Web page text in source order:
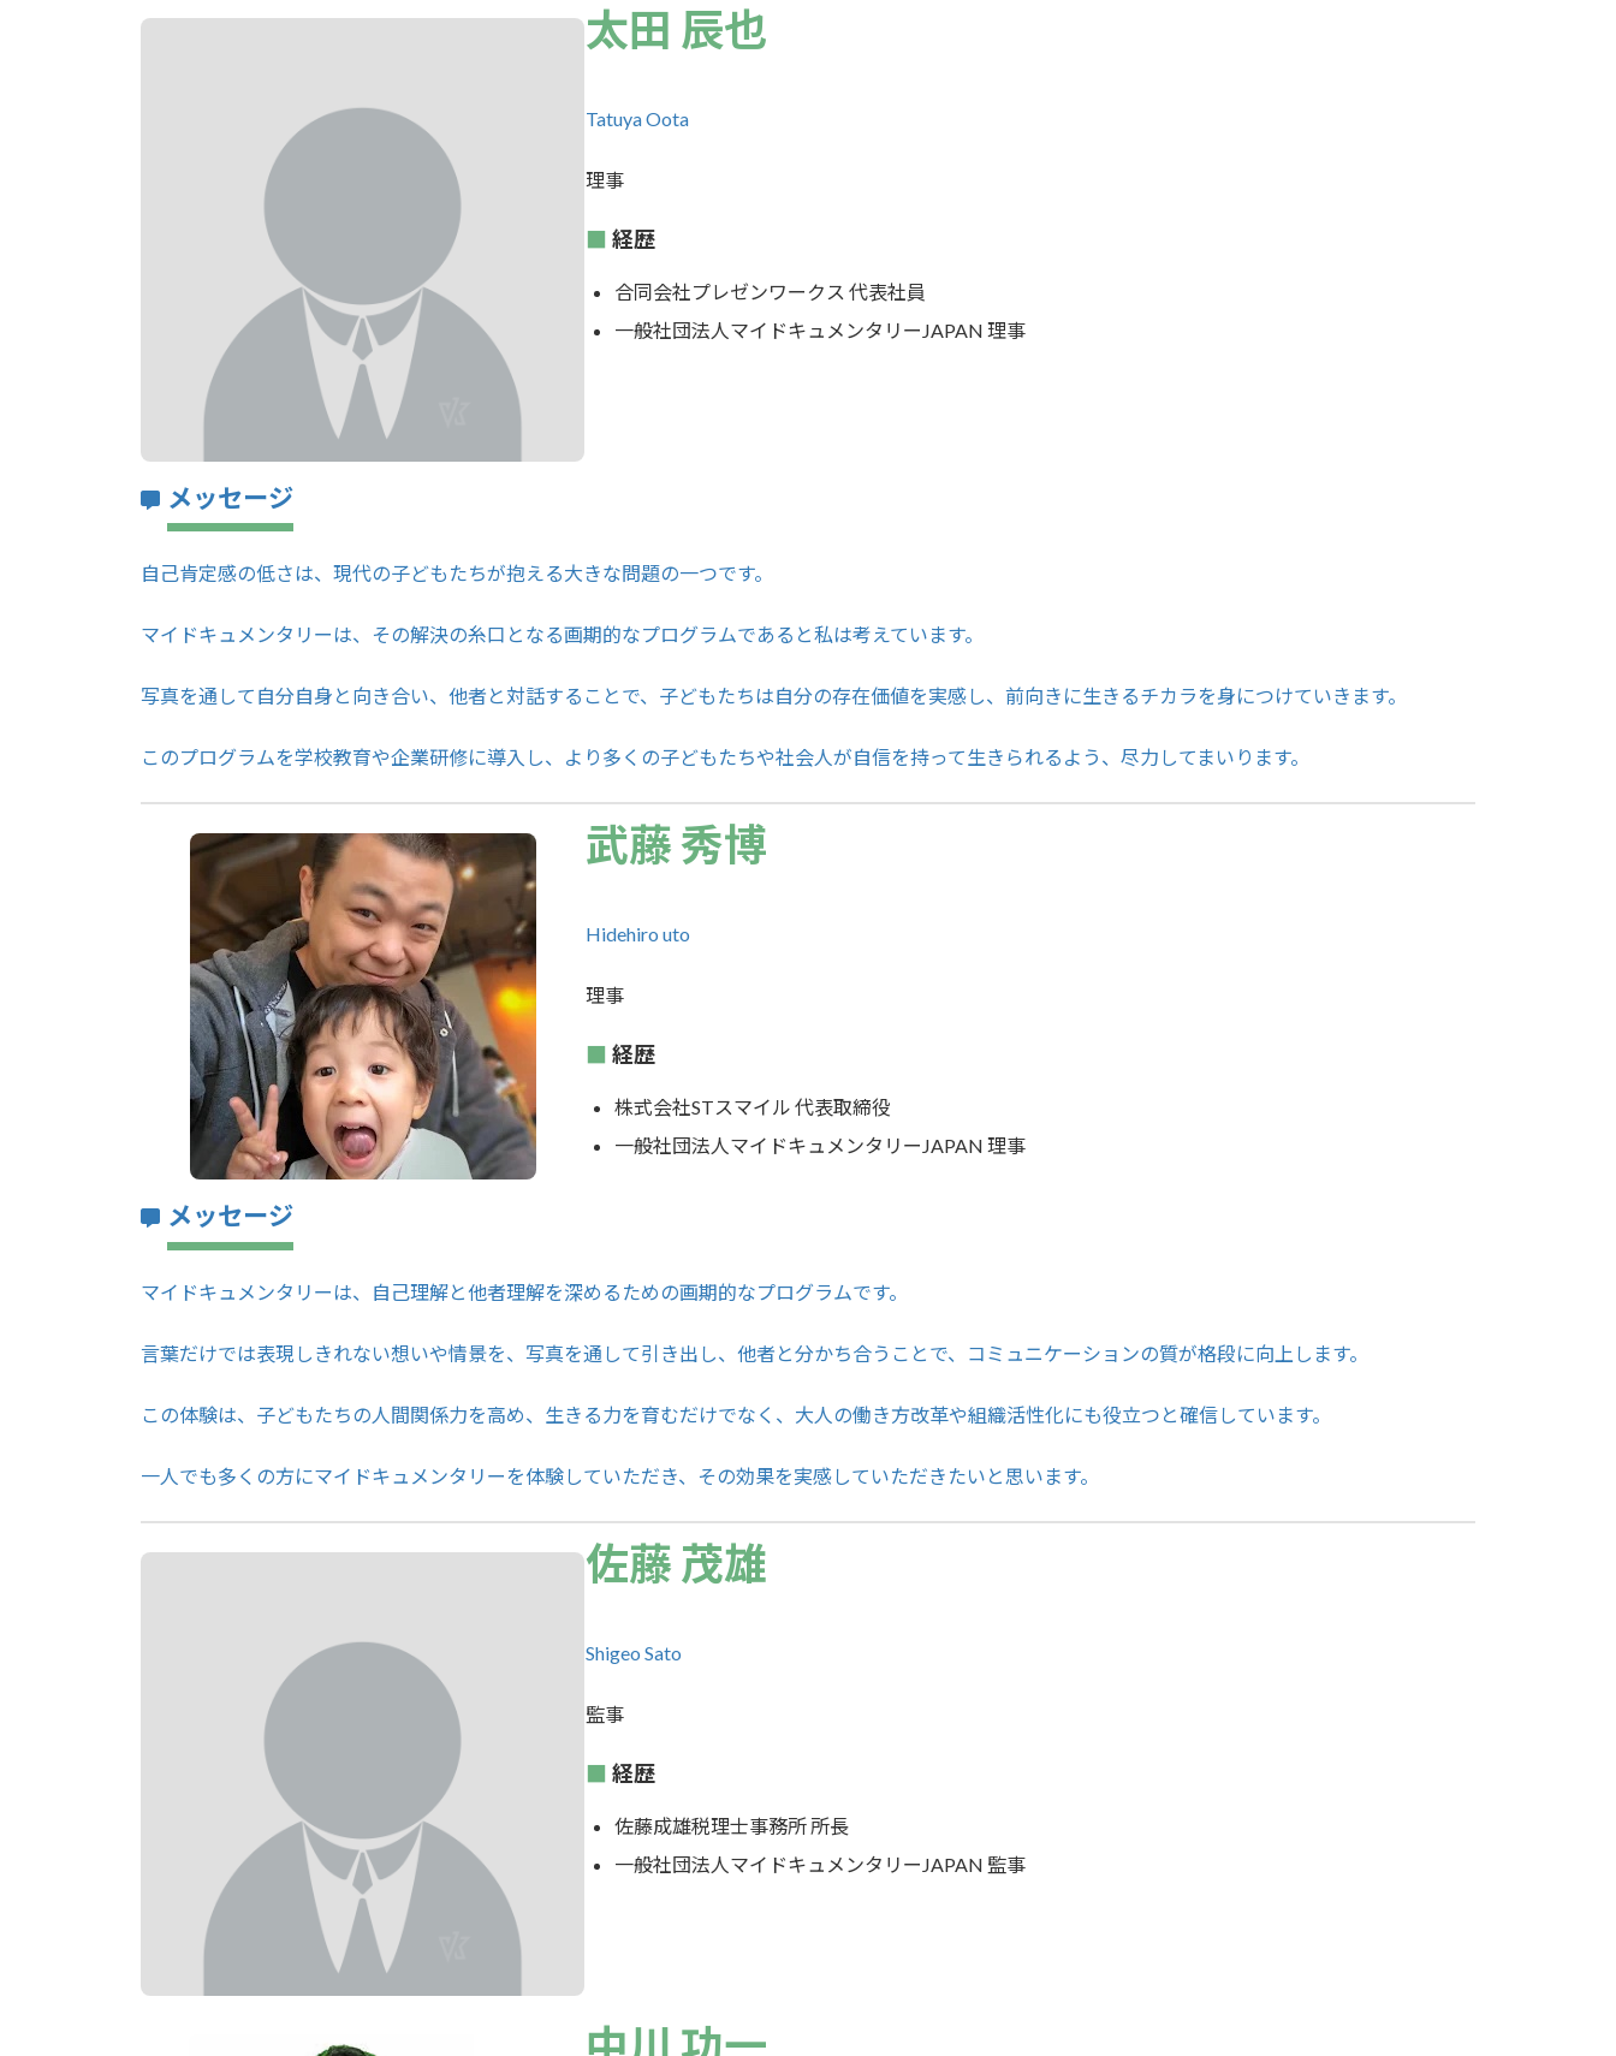
太田 辰也
Tatuya Oota
理事
経歴
合同会社プレゼンワークス 代表社員
一般社団法人マイドキュメンタリーJAPAN 理事
メッセージ
自己肯定感の低さは、現代の子どもたちが抱える大きな問題の一つです。
マイドキュメンタリーは、その解決の糸口となる画期的なプログラムであると私は考えています。
写真を通して自分自身と向き合い、他者と対話することで、子どもたちは自分の存在価値を実感し、前向きに生きるチカラを身につけていきます。
このプログラムを学校教育や企業研修に導入し、より多くの子どもたちや社会人が自信を持って生きられるよう、尽力してまいります。
武藤 秀博
Hidehiro uto
理事
経歴
株式会社STスマイル 代表取締役
一般社団法人マイドキュメンタリーJAPAN 理事
メッセージ
マイドキュメンタリーは、自己理解と他者理解を深めるための画期的なプログラムです。
言葉だけでは表現しきれない想いや情景を、写真を通して引き出し、他者と分かち合うことで、コミュニケーションの質が格段に向上します。
この体験は、子どもたちの人間関係力を高め、生きる力を育むだけでなく、大人の働き方改革や組織活性化にも役立つと確信しています。
一人でも多くの方にマイドキュメンタリーを体験していただき、その効果を実感していただきたいと思います。
佐藤 茂雄
Shigeo Sato
監事
経歴
佐藤成雄税理士事務所 所長
一般社団法人マイドキュメンタリーJAPAN 監事
中川 功一